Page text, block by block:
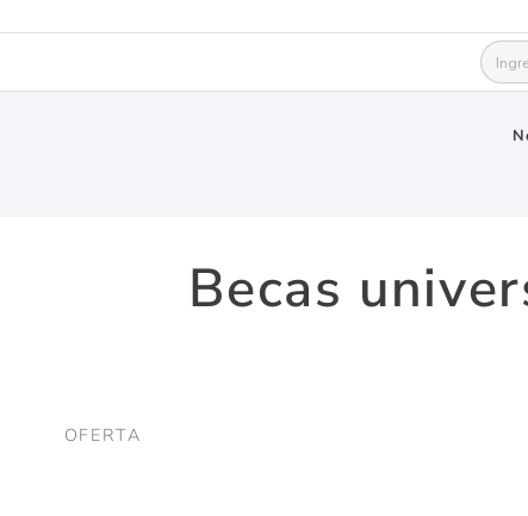
Becas
OFERTA